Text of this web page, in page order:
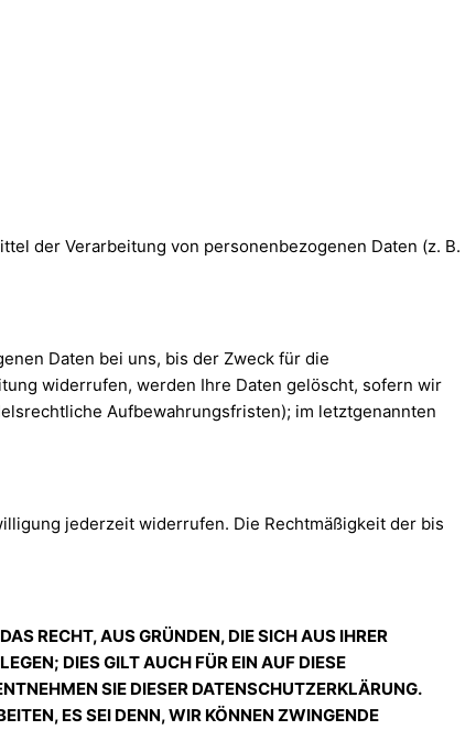
der Verarbeitung von personenbezogenen Daten (z. B.
Daten bei uns, bis der Zweck für die
widerrufen, werden Ihre Daten gelöscht, sofern wir
Aufbewahrungsfristen); im letztgenannten
jederzeit widerrufen. Die Rechtmäßigkeit der bis
RECHT, AUS GRÜNDEN, DIE SICH AUS IHRER
DIES GILT AUCH FÜR EIN AUF DIESE
SIE DIESER DATENSCHUTZERKLÄRUNG.
ES SEI DENN, WIR KÖNNEN ZWINGENDE